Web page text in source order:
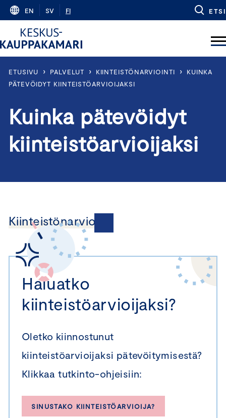
Skip
content
EN SV FI ETSI
ETUSIVU › PALVELUT › KIINTEISTÖNARVIOINTI ›
KUINKA
PÄTEVÖIDYT KIINTEISTÖARVIOIJAKSI
Kuinka pätevöidyt
kiinteistöarvioijaksi
Kiinteistönarviointi
Haluatko
kiinteistöarvioijaksi?
Oletko kiinnostunut
kiinteistöarvioijaksi pätevöitymisestä?
Klikkaa tutkinto-ohjeisiin:
SINUSTAKO KIINTEISTÖARVIOIJA?